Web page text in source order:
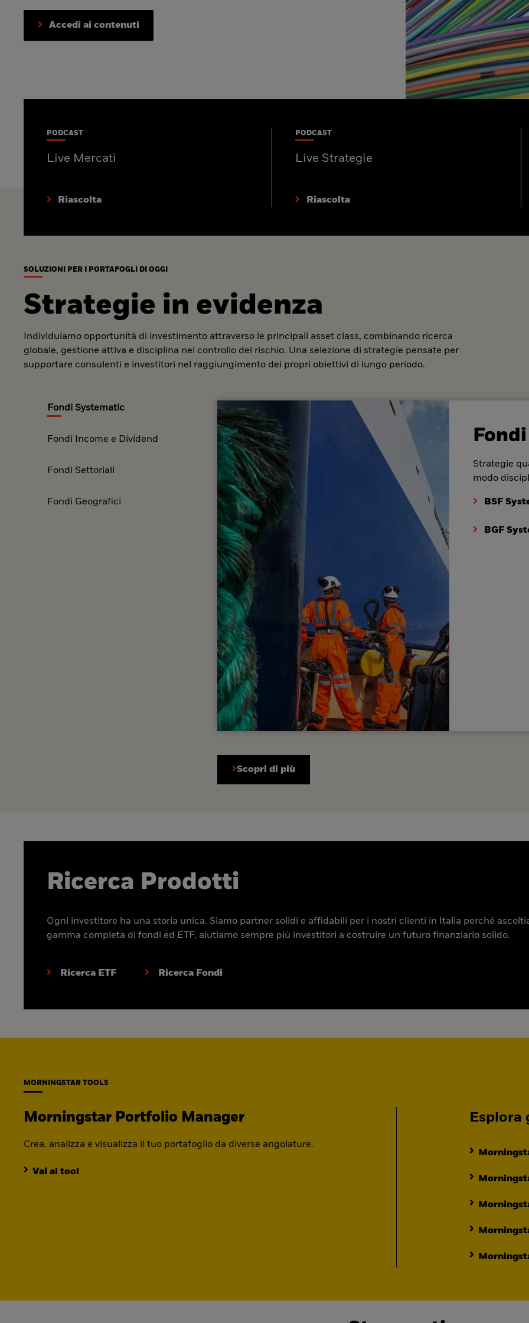
Accedi ai contenuti
PODCAST
Live Mercati
Riascolta
PODCAST
Live Strategie
Riascolta
SOLUZIONI PER I PORTAFOGLI DI OGGI
Strategie in evidenza
Individuiamo opportunità di investimento attraverso le principali asset class, combinando ricerca
globale, gestione attiva e disciplina nel controllo del rischio. Una selezione di strategie pensate per
supportare consulenti e investitori nel raggiungimento dei propri obiettivi di lungo periodo.
Fondi Systematic
Fondi Income e Dividend
Fondi Settoriali
Fondi Geografici
Strategie
modo
BSF
BGF
Scopri di più
Ricerca Prodotti
Ogni investitore ha una storia unica. Siamo partner solidi e affidabili per i nostri clienti in Italia perché
gamma completa di fondi ed ETF, aiutiamo sempre più investitori a costruire un futuro finanziario solido.
Ricerca ETF Ricerca Fondi
MORNINGSTAR TOOLS
Morningstar Portfolio Manager
Crea, analizza e visualizza il tuo portafoglio da diverse angolature.
Vai al tool
Esplora